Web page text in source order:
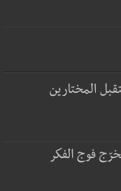
المختارين
فوج الفكر